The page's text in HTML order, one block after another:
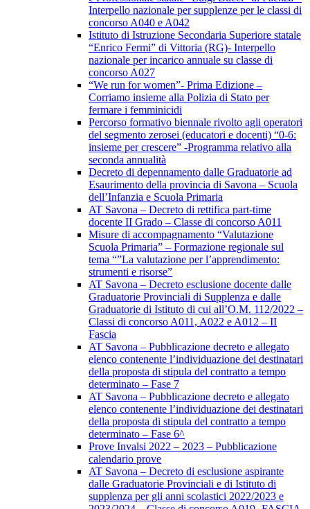
Interpello nazionale per supplenze per le classi di
concorso A040 e A042
Istituto di Istruzione Secondaria Superiore statale
“Enrico Fermi” di Vittoria (RG)- Interpello
nazionale per incarico annuale su classe di
concorso A027
“We run for women”- Prima Edizione –
Corriamo insieme alla Polizia di Stato per
fermare i femminicidi
Percorso formativo biennale rivolto agli operatori
del segmento zerosei (educatori e docenti) “0-6:
insieme per crescere” -Programma relativo alla
seconda annualità
Decreto di depennamento dalle Graduatorie ad
Esaurimento della provincia di Savona – Scuola
dell’Infanzia e Scuola Primaria
AT Savona – Decreto di rettifica part-time
docente II Grado – Classe di concorso A011
Misure di accompagnamento “Valutazione
Scuola Primaria” – Formazione regionale sul
tema “”La valutazione per l’apprendimento:
strumenti e risorse”
AT Savona – Decreto esclusione docente dalle
Graduatorie Provinciali di Supplenza e dalle
Graduatorie di Istituto di cui all’O.M. 112/2022 –
Classi di concorso A011, A022 e A012 – II
Fascia
AT Savona – Pubblicazione decreto e allegato
elenco contenente l’individuazione dei destinatari
della proposta di stipula del contratto a tempo
determinato – Fase 7
AT Savona – Pubblicazione decreto e allegato
elenco contenente l’individuazione dei destinatari
della proposta di stipula del contratto a tempo
determinato – Fase 6^
Prove Invalsi 2022 – 2023 – Pubblicazione
calendario prove
AT Savona – Decreto di esclusione aspirante
dalle Graduatorie Provinciali e di Istituto di
supplenza per gli anni scolastici 2022/2023 e